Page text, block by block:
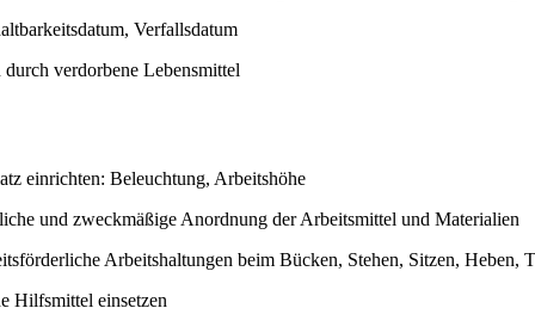
Verfallsdatum
durch verdorbene Lebensmittel
einrichten: Beleuchtung, Arbeitshöhe
und zweckmäßige Anordnung der Arbeitsmittel und Materialien
Arbeitshaltungen beim Bücken, Stehen, Sitzen, Heben,
Hilfsmittel einsetzen